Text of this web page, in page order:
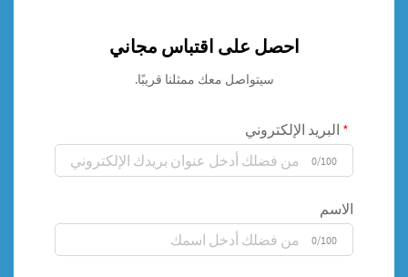
احصل على اقتباس مجاني
سيتواصل معك ممثلنا قريبًا.
البريد الإلكتروني
0/100
الاسم
0/100